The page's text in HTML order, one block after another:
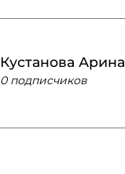
Кустанова Арина
0 подписчиков